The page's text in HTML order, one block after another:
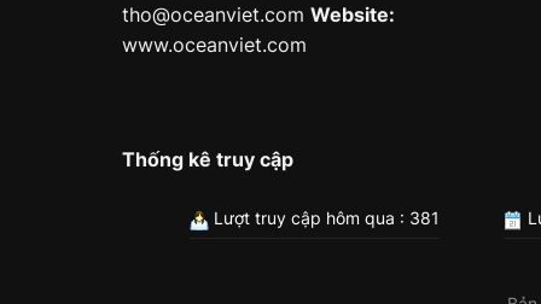
tho@oceanviet.com Website:
www.oceanviet.com
Thống kê truy cập
Lượt truy cập hôm qua : 381